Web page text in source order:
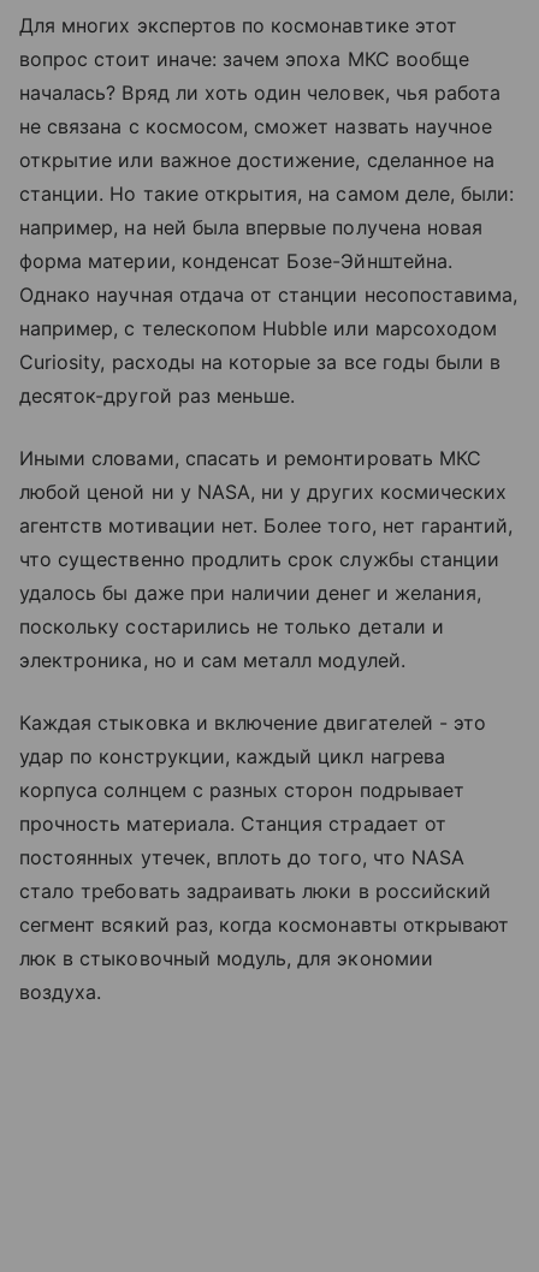
Для многих экспертов по космонавтике этот
вопрос стоит иначе: зачем эпоха МКС вообще
началась? Вряд ли хоть один человек, чья работа
не связана с космосом, сможет назвать научное
открытие или важное достижение, сделанное на
станции. Но такие открытия, на самом деле, были:
например, на ней была впервые получена новая
форма материи, конденсат Бозе-Эйнштейна.
Однако научная отдача от станции несопоставима,
например, с телескопом Hubble или марсоходом
Curiosity, расходы на которые за все годы были в
десяток-другой раз меньше.
Иными словами, спасать и ремонтировать МКС
любой ценой ни у NASA, ни у других космических
агентств мотивации нет. Более того, нет гарантий,
что существенно продлить срок службы станции
удалось бы даже при наличии денег и желания,
поскольку состарились не только детали и
электроника, но и сам металл модулей.
Каждая стыковка и включение двигателей - это
удар по конструкции, каждый цикл нагрева
корпуса солнцем с разных сторон подрывает
прочность материала. Станция страдает от
постоянных утечек, вплоть до того, что NASA
стало требовать задраивать люки в российский
сегмент всякий раз, когда космонавты открывают
люк в стыковочный модуль, для экономии
воздуха.